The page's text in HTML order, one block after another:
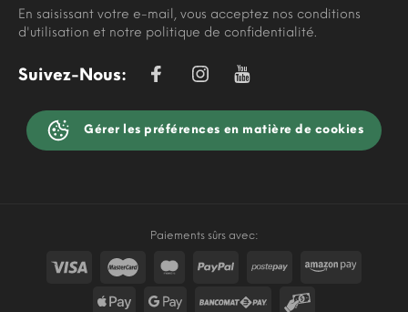
En saisissant votre e-mail, vous acceptez nos conditions
d'utilisation et notre politique de confidentialité.
Suivez-Nous:
Gérer les préférences en matière de cookies
Paiements sûrs avec: